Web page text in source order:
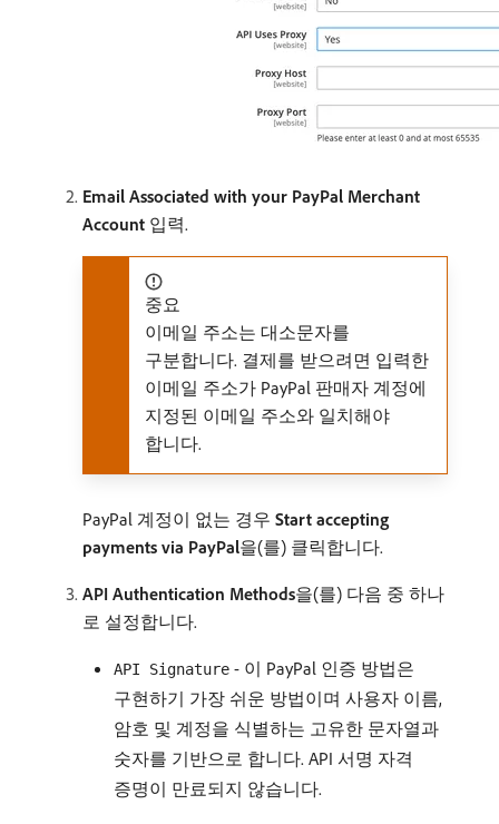
Email Associated with your PayPal Merchant
Account 입력.
중요
이메일 주소는 대소문자를
구분합니다. 결제를 받으려면 입력한
이메일 주소가 PayPal 판매자 계정에
지정된 이메일 주소와 일치해야
합니다.
PayPal 계정이 없는 경우 Start accepting
payments via PayPal​을(를) 클릭합니다.
API Authentication Methods​을(를) 다음 중 하나
로 설정합니다.
API Signature - 이 PayPal 인증 방법은
구현하기 가장 쉬운 방법이며 사용자 이름,
암호 및 계정을 식별하는 고유한 문자열과
숫자를 기반으로 합니다. API 서명 자격
증명이 만료되지 않습니다.